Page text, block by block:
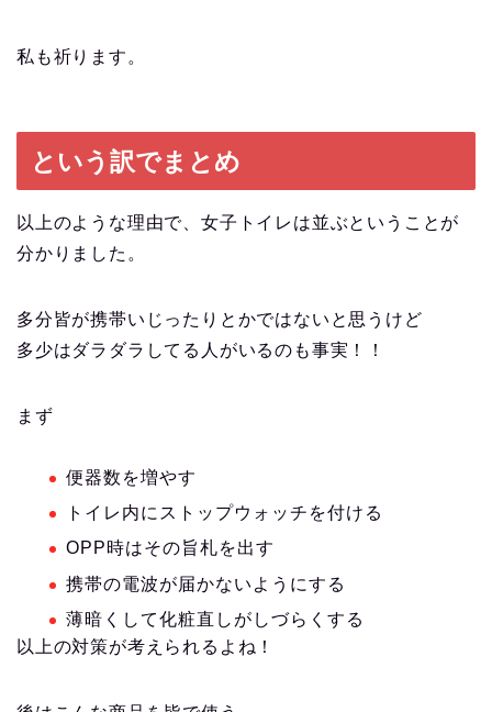
私も祈ります。
という訳でまとめ
以上のような理由で、女子トイレは並ぶということが
分かりました。
多分皆が携帯いじったりとかではないと思うけど
多少はダラダラしてる人がいるのも事実！！
まず
便器数を増やす
トイレ内にストップウォッチを付ける
OPP時はその旨札を出す
携帯の電波が届かないようにする
薄暗くして化粧直しがしづらくする
以上の対策が考えられるよね！